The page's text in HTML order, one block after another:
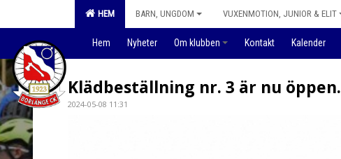
HEM BARN, UNGDOM VUXENMOTION, JUNIOR & ELIT
Hem Nyheter Om klubben Kontakt Kalender
Klädbeställning nr. 3 är nu öppen.
2024-05-08 11:31